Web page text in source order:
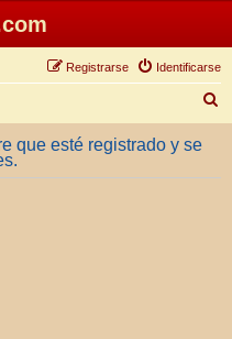
Identificarse
Registrarse
u
c
que esté registrado y se